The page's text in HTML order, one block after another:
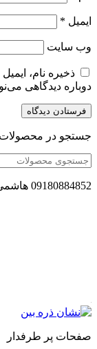
ایمیل *
وب‌ سایت
ذخیره نام،
دوباره دیدگاهی
جستجو در
09180884852 هاشمی
صفحات پر طرفدار